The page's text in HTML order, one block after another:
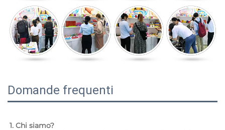
Domande frequenti
1. Chi siamo?